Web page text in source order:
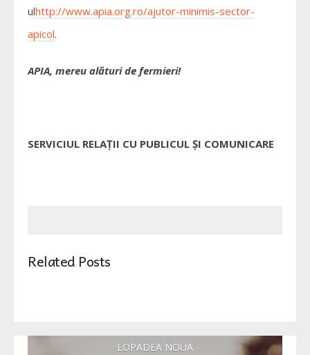
ulhttp://www.apia.org.ro/ajutor-minimis-sector-
apicol.
APIA, mereu alături de fermieri!
SERVICIUL RELAŢII CU PUBLICUL ŞI COMUNICARE
Related Posts
LOPADEA NOUA